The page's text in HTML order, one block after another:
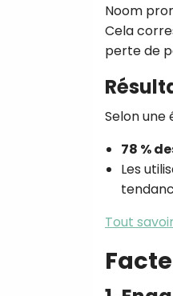
Noom
Cela
perte de
Selon une
78 %
Les
Tout